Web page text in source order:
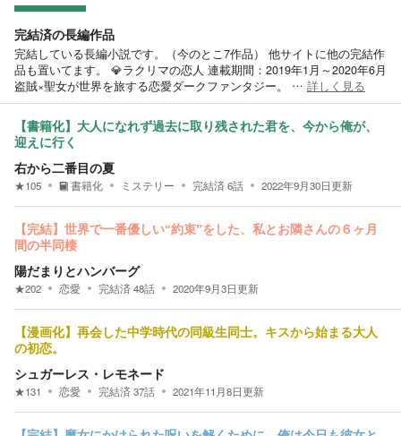
完結済の長編作品
完結している長編小説です。（今のとこ7作品） 他サイトに他の完結作
品も置いてます。 💎ラクリマの恋人 連載期間：2019年1月～2020年6月
盗賊×聖女が世界を旅する恋愛ダークファンタジー。 … 詳しく見る
【書籍化】大人になれず過去に取り残された君を、今から俺が、
迎えに行く
右から二番目の夏
★105 書籍化 ミステリー 完結済 6話 2022年9月30日更新
【完結】世界で一番優しい“約束”をした、私とお隣さんの６ヶ月
間の半同棲
陽だまりとハンバーグ
★202 恋愛 完結済48話 2020年9月3日更新
【漫画化】再会した中学時代の同級生同士。キスから始まる大人
の初恋。
シュガーレス・レモネード
★131 恋愛 完結済37話 2021年11月8日更新